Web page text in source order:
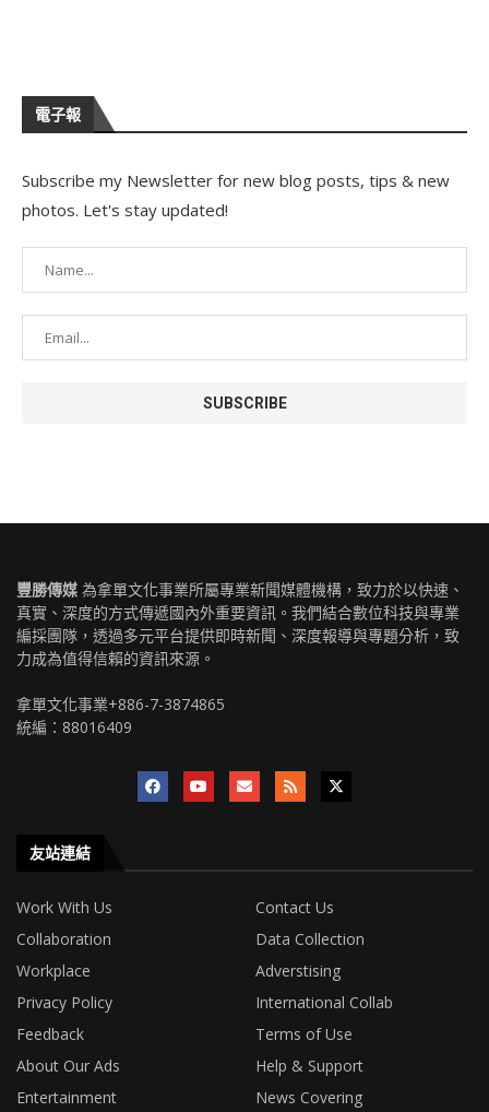
電子報
Subscribe my Newsletter for new blog posts, tips & new
photos. Let's stay updated!
豐勝傳媒 為拿單文化事業所屬專業新聞媒體機構，致力於以快速、
真實、深度的方式傳遞國內外重要資訊。我們結合數位科技與專業
編採團隊，透過多元平台提供即時新聞、深度報導與專題分析，致
力成為值得信賴的資訊來源。
拿單文化事業+886-7-3874865
統編：88016409
友站連結
Work With Us
Contact Us
Collaboration
Data Collection
Workplace
Adverstising
Privacy Policy
International Collab
Feedback
Terms of Use
About Our Ads
Help & Support
Entertainment
News Covering